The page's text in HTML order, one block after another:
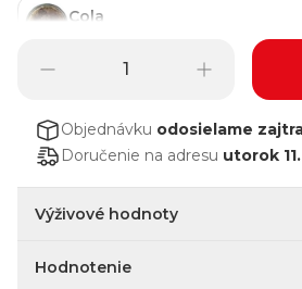
Cola
Modrá malina
Objednávku odosielame
Doručenie na adresu utorok
Výživové hodnoty
Hodnotenie